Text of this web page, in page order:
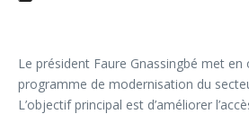
Le président Faure Gnassingbé met
programme de modernisation du
L’objectif principal est d’améliorer